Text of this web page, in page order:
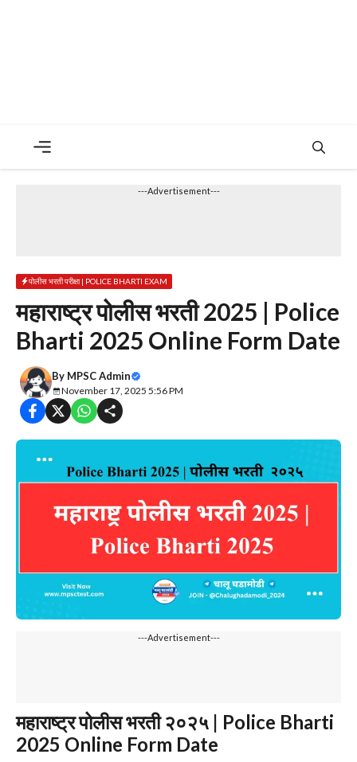
---Advertisement---
पोलीस भरती परीक्षा | POLICE BHARTI EXAM
महाराष्ट्र पोलीस भरती 2025 | Police
Bharti 2025 Online Form Date
By MPSC Admin
November 17, 2025 5:56 PM
---Advertisement---
महाराष्ट्र पोलीस भरती२०२५ | Police Bharti
2025 Online Form Date